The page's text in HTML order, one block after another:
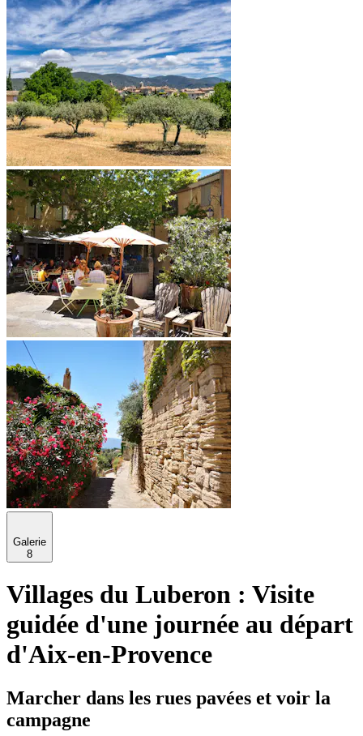
Galerie
8
Villages du Luberon : Visite
guidée d'une journée au départ
d'Aix-en-Provence
Marcher dans les rues pavées et voir la
campagne